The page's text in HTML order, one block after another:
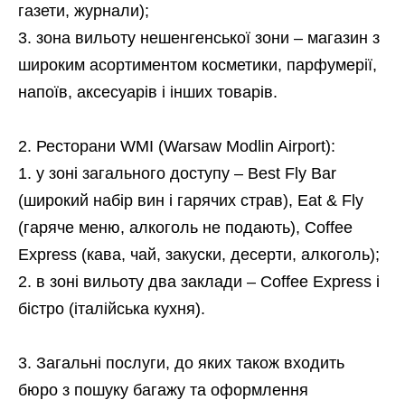
газети, журнали);
зона вильоту нешенгенської зони – магазин з
широким асортиментом косметики, парфумерії,
напоїв, аксесуарів і інших товарів.
Ресторани WMI (Warsaw Modlin Airport):
у зоні загального доступу – Best Fly Bar
(широкий набір вин і гарячих страв), Eat & Fly
(гаряче меню, алкоголь не подають), Coffee
Express (кава, чай, закуски, десерти, алкоголь);
в зоні вильоту два заклади – Coffee Express і
бістро (італійська кухня).
Загальні послуги, до яких також входить
бюро з пошуку багажу та оформлення